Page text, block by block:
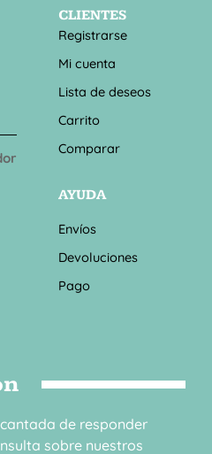
CLIENTES
Registrarse
Mi cuenta
Lista de deseos
Carrito
Comparar
AYUDA
Envíos
Devoluciones
Pago
de responder
sobre nuestros